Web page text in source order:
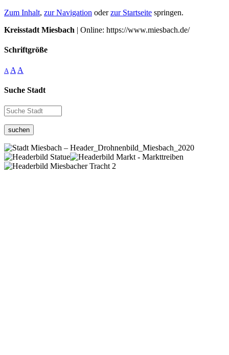
Zum Inhalt, zur Navigation oderzur Startseite springen.
Kreisstadt Miesbach | Online: https://www.miesbach.de/
Schriftgröße
A A A
Suche Stadt
suchen